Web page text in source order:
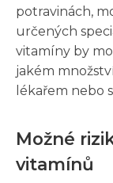
potravinách,
určených
vitamíny by
jakém
lékařem nebo
Možné
vitamínů